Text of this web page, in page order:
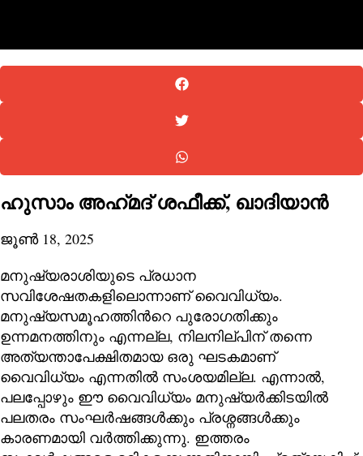
ഹുസാം അഹ്‍മദ് ശഫീക്ക്, ഖാദിയാന്‍
ജൂൺ 18, 2025
മനുഷ്യരാശിയുടെ പ്രധാന
സവിശേഷതകളിലൊന്നാണ് വൈവിധ്യം.
മനുഷ്യസമൂഹത്തിന്‍റെ പുരോഗതിക്കും
ഉന്നമനത്തിനും എന്നല്ല, നിലനില്പിന് തന്നെ
അത്യന്താപേക്ഷിതമായ ഒരു ഘടകമാണ്
വൈവിധ്യം എന്നതില്‍ സംശയമില്ല. എന്നാല്‍,
പലപ്പോഴും ഈ വൈവിധ്യം മനുഷ്യര്‍ക്കിടയില്‍
പലതരം സംഘര്‍ഷങ്ങള്‍ക്കും പ്രശ്നങ്ങള്‍ക്കും
കാരണമായി വര്‍ത്തിക്കുന്നു. ഇത്തരം